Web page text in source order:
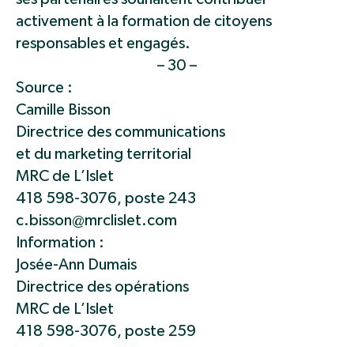
activement à la formation de citoyens
responsables et engagés.
– 30 –
Source :
Camille Bisson
Directrice des communications
et du marketing territorial
MRC de L’Islet
418 598-3076, poste 243
c.bisson@mrclislet.com
Information :
Josée-Ann Dumais
Directrice des opérations
MRC de L’Islet
418 598-3076, poste 259